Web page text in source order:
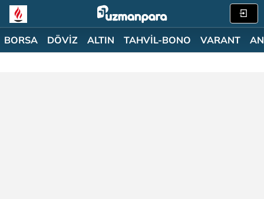
BORSA DÖVİZ ALTIN TAHVİL-BONO VARANT